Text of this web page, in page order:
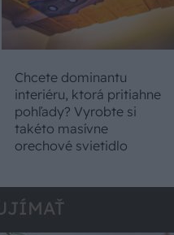
Chcete dominantu
interiéru, ktorá pritiahne
pohľady? Vyrobte si
takéto masívne
orechové svietidlo